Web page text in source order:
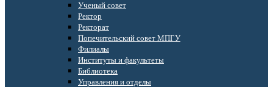
Ученый совет
Ректор
Ректорат
Попечительский совет МПГУ
Филиалы
Институты и факультеты
Библиотека
Управления и отделы